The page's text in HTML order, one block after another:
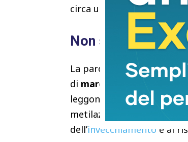
circa un anno biologico
Non solo sport
La parola “longevità”
di marcatori biologici
leggono il futuro, né
metilazione del Dna che
dell’invecchiamento e al